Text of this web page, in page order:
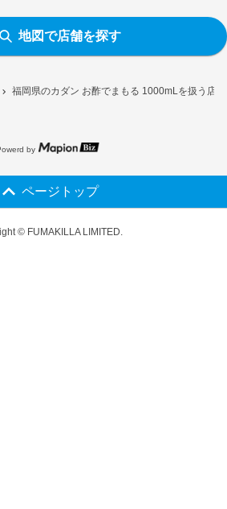
福岡県のカダン お酢でまもる 1000mLを扱う店
地図で店舗を探す
by
ページトップ
© FUMAKILLA LIMITED.